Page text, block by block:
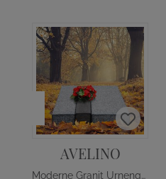
AVELINO
Moderne Granit Urnengrab Liegeplatte